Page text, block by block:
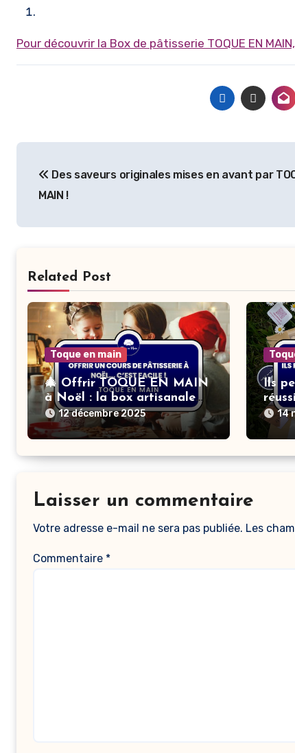
Pour découvrir la Box de pâtisserie TOQUE EN
de
Des saveurs originales mises en avant par
MAIN !
Related Post
Toque en main
🎄 Offrir TOQUE EN MAIN
à Noël : la box artisanale
made in France pour
devenir un chef à la maison
🎁
12 décembre 2025
Ils
14
Laisser un commentaire
Votre adresse e-mail ne sera pas publiée. Les
Commentaire *